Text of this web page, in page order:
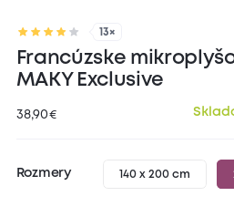
13×
Francúzske
MAKY Exclusive
38,90 €
Rozmery 140 x 200 cm